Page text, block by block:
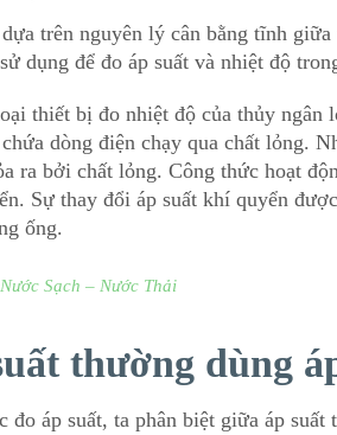
trên nguyên lý cân bằng tĩnh
dụng để đo áp suất và nhiệt độ
thiết bị đo nhiệt độ của thủy
dòng điện chạy qua chất lỏng.
ra bởi chất lỏng. Công thức hoạt
Sự thay đổi áp suất khí quyển
ống.
Sạch – Nước Thải
thường dùng
áp suất, ta phân biệt giữa áp suất